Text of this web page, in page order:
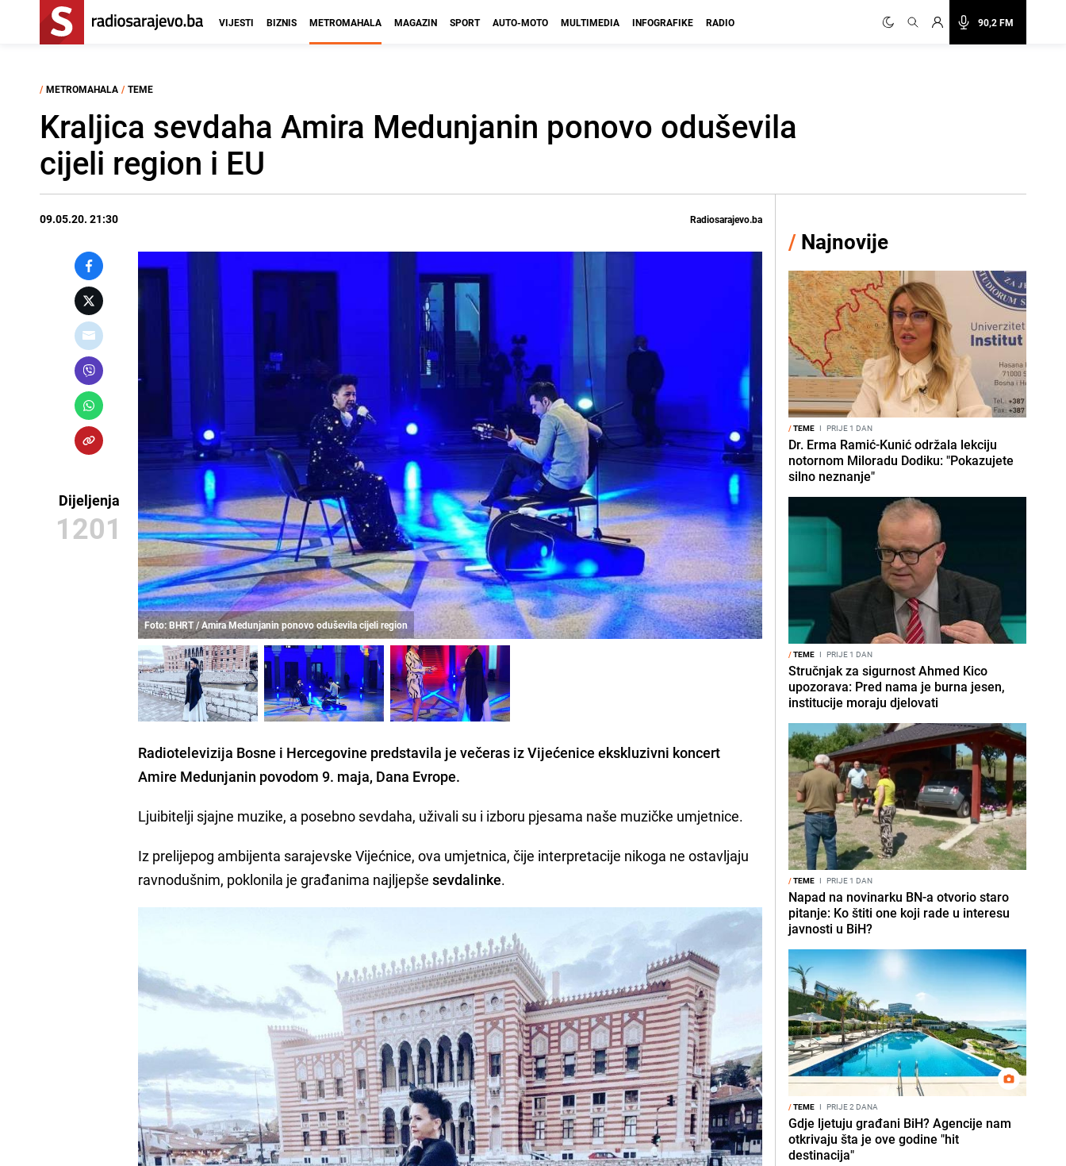
90,2 FM
VIJESTI BIZNIS METROMAHALA MAGAZIN SPORT AUTO-MOTO MULTIMEDIA INFOGRAFIKE RADIO
/ METROMAHALA / TEME
Kraljica sevdaha Amira Medunjanin ponovo oduševila
cijeli region i EU
09.05.20. 21:30 Radiosarajevo.ba
Dijeljenja
1201
Foto: BHRT / Amira Medunjanin ponovo oduševila cijeli region
Radiotelevizija Bosne i Hercegovine predstavila je večeras izVijećenice ekskluzivni koncert
Amire Medunjanin povodom 9. maja, Dana Evrope.
Ljuibitelji sjajne muzike, a posebno sevdaha, uživali su i izboru pjesama naše muzičke umjetnice.
Iz prelijepog ambijenta sarajevske Vijećnice, ova umjetnica, čije interpretacije nikoga ne ostavljaju
ravnodušnim, poklonila je građanima najljepšesevdalinke.
/ Najnovije
/TEME I PRIJE 1 DAN
Dr. Erma Ramić-Kunić održala lekciju
notornom Miloradu Dodiku: "Pokazujete
silno neznanje"
/TEME I PRIJE 1 DAN
Stručnjak za sigurnost Ahmed Kico
upozorava: Pred nama je burna jesen,
institucije moraju djelovati
/TEME I PRIJE 1 DAN
Napad na novinarku BN-a otvorio staro
pitanje: Ko štiti one koji rade u interesu
javnosti u BiH?
/TEME I PRIJE 2 DANA
Gdje ljetuju građani BiH? Agencije nam
otkrivaju šta je ove godine "hit
destinacija"